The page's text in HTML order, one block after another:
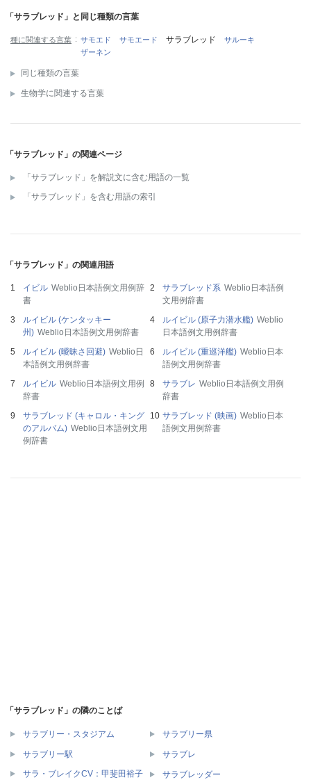
「サラブレッド」と同じ種類の言葉
種に関連する言葉 サモエド サモエード サラブレッド
サルーキ
ザーネン
同じ種類の言葉
生物学に関連する言葉
「サラブレッド」の関連ページ
「サラブレッド」を解説文に含む用語の一覧
「サラブレッド」を含む用語の索引
「サラブレッド」の関連用語
イビル Weblio日本語例文用例辞
書
サラブレッド系 Weblio日本語例
文用例辞書
ルイビル (ケンタッキー
州) Weblio日本語例文用例辞書
ルイビル (原子力潜水艦) Weblio
日本語例文用例辞書
ルイビル (曖昧さ回避) Weblio日
本語例文用例辞書
ルイビル (重巡洋艦) Weblio日本
語例文用例辞書
ルイビル Weblio日本語例文用例
辞書
サラブレ Weblio日本語例文用例
辞書
サラブレッド (キャロル・キング
のアルバム) Weblio日本語例文用
例辞書
サラブレッド (映画) Weblio日本
語例文用例辞書
「サラブレッド」の隣のことば
サラブリー・スタジアム サラブリー県
サラブリー駅
サラブレ
サラ・ブレイクCV：甲斐田裕子
サラブレッダー